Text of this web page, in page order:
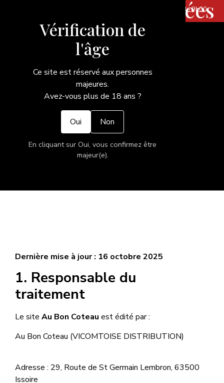
Vérification de
l'âge
Ce site est réservé aux personnes
majeures.
Avez-vous plus de 18 ans ?
Oui Non
En cliquant sur Oui, vous confirmez être
majeur(e).
: Jeudi & Samedi de 9h00
Protection des données
Dernière mise à jour : 16 octobre 2025
1. Responsable du
traitement
Le site Au Bon Coteau est édité par :
Au Bon Coteau (VICOMTOISE DISTRIBUTION)
Adresse : 29, Route de St Germain Lembron, 63500
Issoire